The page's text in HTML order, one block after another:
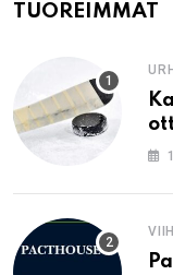
TUOREIMMAT